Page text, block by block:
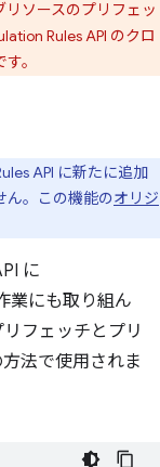
ソースのプリフェッ
Rules API のクロ
。
API に新たに追加
ん。この機能のオリジ
に
業にも取り組ん
フェッチとプリ
法で使用されま